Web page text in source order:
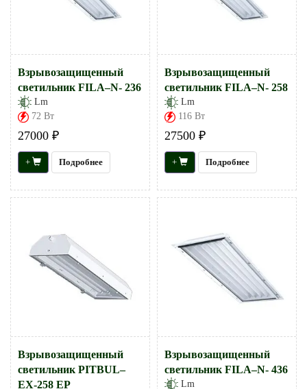
Взрывозащищенный
светильник FILA–N- 236
Lm
72 Вт
27000 ₽
+ Подробнее
Взрывозащищенный
светильник FILA–N- 258
Lm
116 Вт
27500 ₽
+ Подробнее
Взрывозащищенный
светильник PITBUL–
EX-258 EP
Взрывозащищенный
светильник FILA–N- 436
Lm